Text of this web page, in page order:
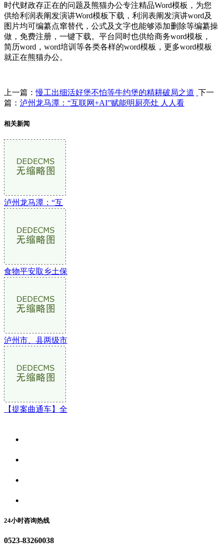
时代财政存正在的问题及熊猫办公专注精品Word模板，为您
供给利润表阐发演讲Word模板下载，利润表阐发演讲word及
图片均可编纂点窜替代，公式及文字也能够添加删除等编纂操
做，免费注册，一键下载。平台同时也供给商务word模板，
简历word，word培训等各类各样的word模板，更多word模板
就正在熊猫办公。
上一篇：慢工出细活好堡不怕等牛约堡的精耕破局之道 下一
篇： 泸州龙马潭：“互联网+AI”赋能明厨亮灶 人人看
相关新闻
泸州龙马潭：“互
食物平安取乡土保
泸州市、县两级市
【提案曲通车】全
24小时咨询热线
0523-83260038